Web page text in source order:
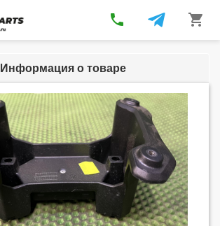
phone shopping_cart
Информация о товаре